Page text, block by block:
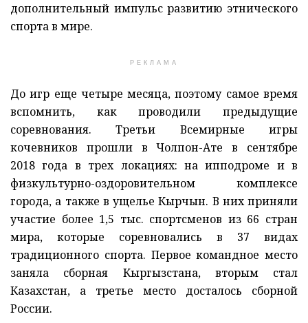
дополнительный импульс развитию этнического
спорта в мире.
РЕКЛАМА
До игр еще четыре месяца, поэтому самое время
вспомнить, как проводили предыдущие
соревнования. Третьи Всемирные игры
кочевников прошли в Чолпон-Ате в сентябре
2018 года в трех локациях: на ипподроме и в
физкультурно-оздоровительном комплексе
города, а также в ущелье Кырчын. В них приняли
участие более 1,5 тыс. спортсменов из 66 стран
мира, которые соревновались в 37 видах
традиционного спорта. Первое командное место
заняла сборная Кыргызстана, вторым стал
Казахстан, а третье место досталось сборной
России.